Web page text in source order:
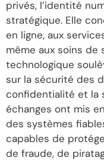
privés, l’identité
stratégique. Elle
en ligne, aux
même aux soins de
technologique
sur la sécurité des
confidentialité et la
échanges ont mis
des systèmes
capables de
de fraude, de